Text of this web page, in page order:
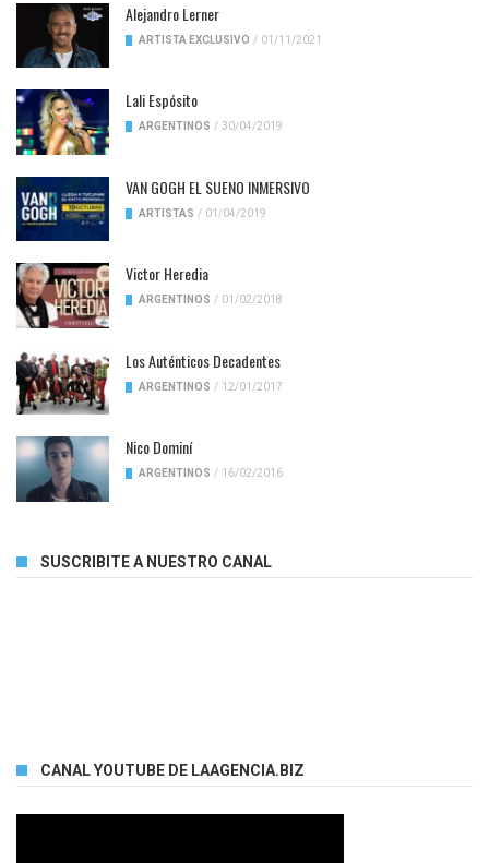
Alejandro Lerner
ARTISTA EXCLUSIVO / 01/11/2021
Lali Espósito
ARGENTINOS / 30/04/2019
VAN GOGH EL SUENO INMERSIVO
ARTISTAS / 01/04/2019
Victor Heredia
ARGENTINOS / 01/02/2018
Los Auténticos Decadentes
ARGENTINOS / 12/01/2017
Nico Dominí
ARGENTINOS / 16/02/2016
SUSCRIBITE A NUESTRO CANAL
CANAL YOUTUBE DE LAAGENCIA.BIZ